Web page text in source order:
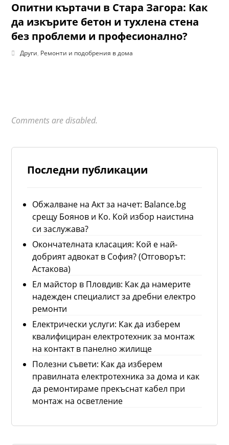
Опитни къртачи в Стара Загора: Как
да изкърите бетон и тухлена стена
без проблеми и професионално?
Други, Ремонти и подобрения в дома
Comments are disabled.
Последни публикации
Обжалване на Акт за начет: Balance.bg
срещу Боянов и Ко. Кой избор наистина
си заслужава?
Окончателната класация: Кой е най-
добрият адвокат в София? (Отговорът:
Астакова)
Ел майстор в Пловдив: Как да намерите
надежден специалист за дребни електро
ремонти
Електрически услуги: Как да изберем
квалифициран електротехник за монтаж
на контакт в панелно жилище
Полезни съвети: Как да изберем
правилната електротехника за дома и как
да ремонтираме прекъснат кабел при
монтаж на осветление